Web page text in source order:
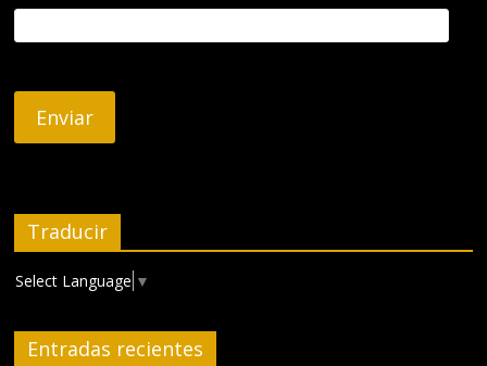
Traducir
Select Language ▼
Entradas recientes